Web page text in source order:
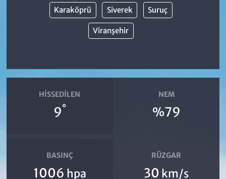
Karaköprü Siverek Suruç
Viranşehir
HISSEDILEN
9°
NEM
%79
BASINÇ
1006 hpa
RÜZGAR
30 km/s